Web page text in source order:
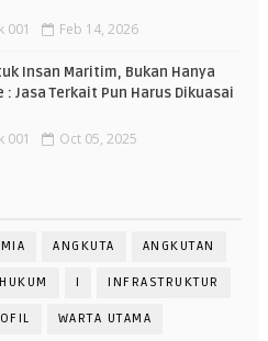
001 Feb 14, 2026
Insan Maritim, Bukan Hanya
: Jasa Terkait Pun Harus Dikuasai
001 Oct 05, 2025
ANGKUTA ANGKUTAN
HUKUM I INFRASTRUKTUR
WARTA UTAMA